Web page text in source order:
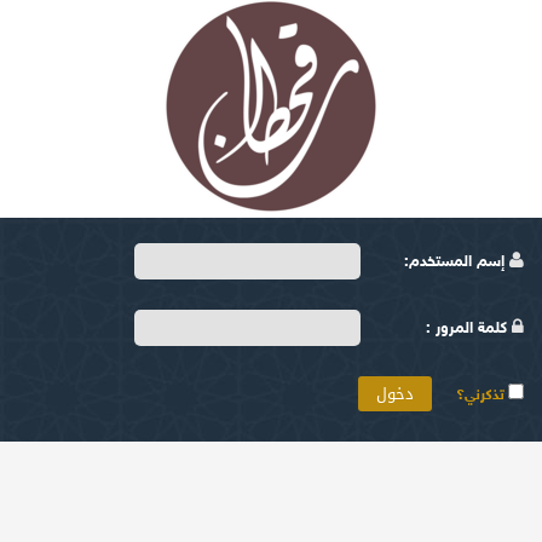
إسم المستخدم:
كلمة المرور :
تذكرني؟